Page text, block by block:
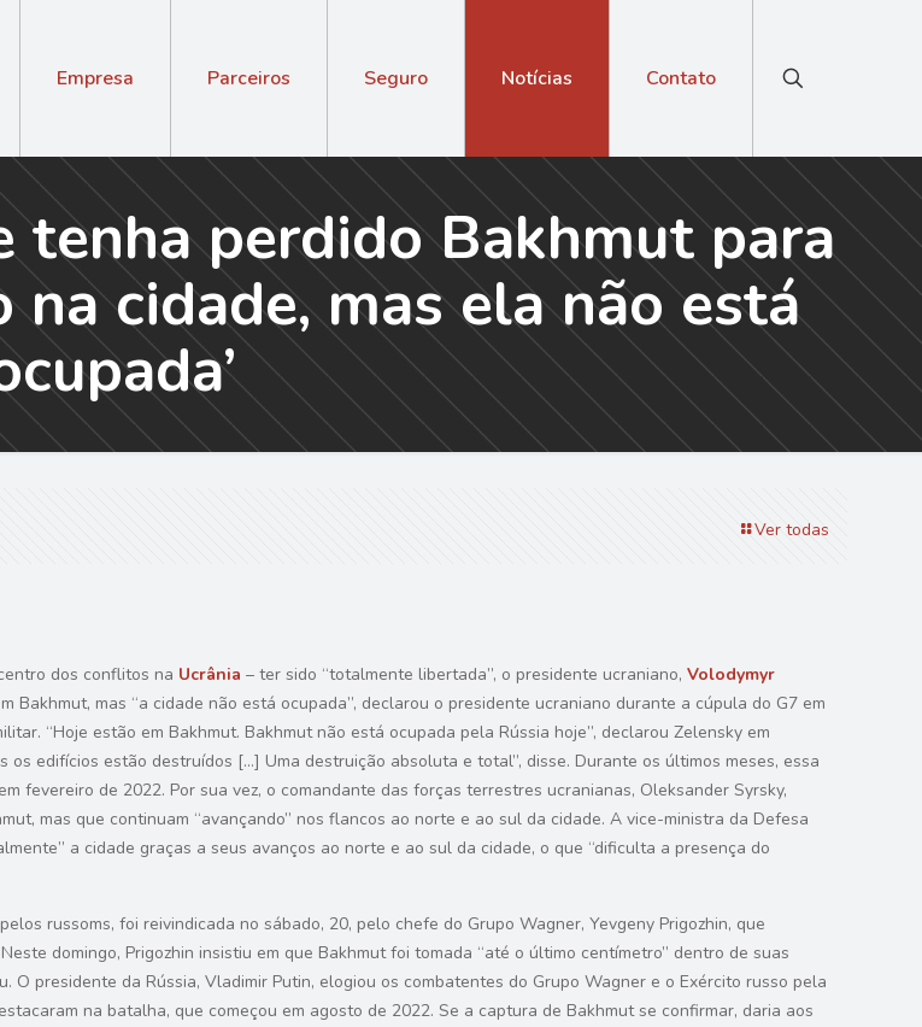
Empresa Parceiros Seguro Notícias Contato
tenha perdido Bakhmut para
na cidade, mas ela não está
Ver todas
dos conflitos na Ucrânia – ter sido “totalmente libertada”, o presidente ucraniano,Volodymyr
Bakhmut, mas “a cidade não está ocupada”, declarou o presidente ucraniano durante a cúpula do G7 em
“Hoje estão em Bakhmut. Bakhmut não está ocupada pela Rússia hoje”, declarou Zelensky em
edifícios estão destruídos […] Uma destruição absoluta e total”, disse. Durante os últimos meses, essa
fevereiro de 2022. Por sua vez, o comandante das forças terrestres ucranianas, Oleksander Syrsky,
mas que continuam “avançando” nos flancos ao norte e ao sul da cidade. A vice-ministra da Defesa
a cidade graças a seus avanços ao norte e ao sul da cidade, o que “dificulta a presença do
russoms, foi reivindicada no sábado, 20, pelo chefe do Grupo Wagner, Yevgeny Prigozhin, que
domingo, Prigozhin insistiu em que Bakhmut foi tomada “até o último centímetro” dentro de suas
O presidente da Rússia, Vladimir Putin, elogiou os combatentes do Grupo Wagner e o Exército russo pela
na batalha, que começou em agosto de 2022. Se a captura de Bakhmut se confirmar, daria aos